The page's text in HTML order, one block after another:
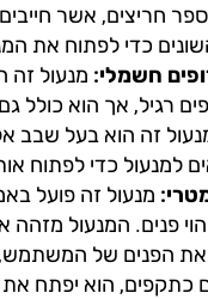
אשר חייבים
כדי לפתוח את המנעול.
חשמלי:מנעול זה הוא
אך הוא כולל גם
זה הוא בעל שבב
כדי לפתוח אותו.
מנעול זה פועל
פנים. המנעול מזהה את
של המשתמש,
הוא יפתח את